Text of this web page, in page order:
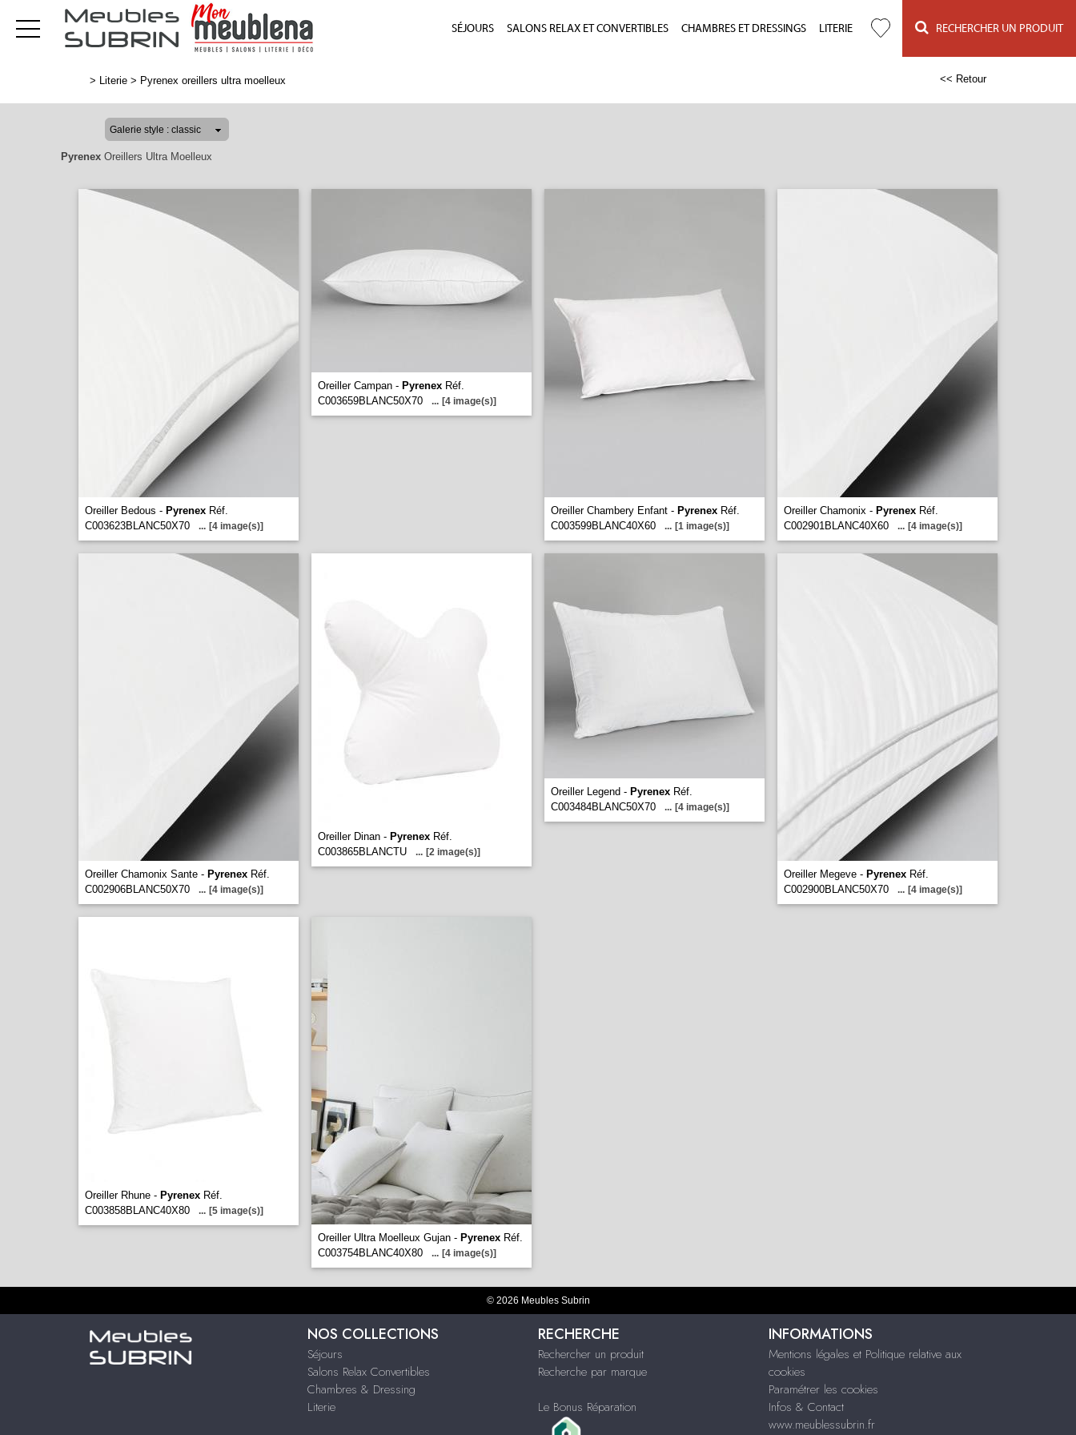
SÉJOURS SALONS RELAX ET CONVERTIBLES CHAMBRES ET DRESSINGS LITERIE RECHERCHER UN PRODUIT
> Literie > Pyrenex oreillers ultra moelleux << Retour
Pyrenex Oreillers Ultra Moelleux
Oreiller Bedous - Pyrenex Réf.
C003623BLANC50X70
... [4 image(s)]
Oreiller Campan - Pyrenex Réf.
C003659BLANC50X70
... [4 image(s)]
Oreiller Chambery Enfant - Pyrenex Réf.
C003599BLANC40X60
... [1 image(s)]
Oreiller Chamonix - Pyrenex Réf.
C002901BLANC40X60
... [4 image(s)]
Oreiller Chamonix Sante - Pyrenex Réf.
C002906BLANC50X70
... [4 image(s)]
Oreiller Dinan - Pyrenex Réf.
C003865BLANCTU
... [2 image(s)]
Oreiller Legend - Pyrenex Réf.
C003484BLANC50X70
... [4 image(s)]
Oreiller Megeve - Pyrenex Réf.
C002900BLANC50X70
... [4 image(s)]
Oreiller Rhune - Pyrenex Réf.
C003858BLANC40X80
... [5 image(s)]
Oreiller Ultra Moelleux Gujan - Pyrenex Réf.
C003754BLANC40X80
... [4 image(s)]
© 2026 Meubles Subrin
NOS COLLECTIONS
Séjours
Salons Relax Convertibles
Chambres & Dressing
Literie
RECHERCHE
Rechercher un produit
Recherche par marque
Le Bonus Réparation
INFORMATIONS
Mentions légales et Politique relative aux
cookies
Paramétrer les cookies
Infos & Contact
www.meublessubrin.fr